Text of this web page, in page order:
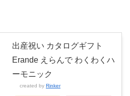
出産祝い カタログギフト
Erande えらんで わくわくハ
ーモニック
created by Rinker